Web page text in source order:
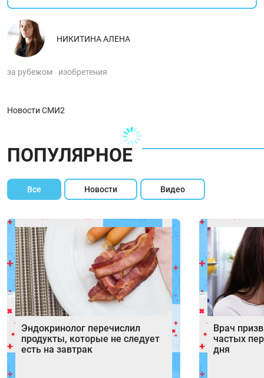
НИКИТИНА АЛЕНА
за рубежом изобретения
Новости СМИ2
ПОПУЛЯРНОЕ
Все Новости Видео
Эндокринолог перечислил
продукты, которые не следует
есть на завтрак
Врач
частых
дня